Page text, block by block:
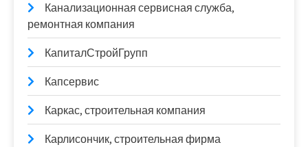
Канализационная сервисная служба,
ремонтная компания
КапиталСтройГрупп
Капсервис
Каркас, строительная компания
Карлисончик, строительная фирма